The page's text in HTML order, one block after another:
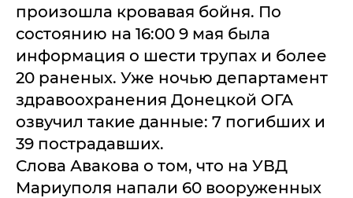
произошла кровавая бойня. По
состоянию на 16:00 9 мая была
информация о шести трупах и более
20 раненых. Уже ночью департамент
здравоохранения Донецкой ОГА
озвучил такие данные: 7 погибших и
39 пострадавших.
Слова Авакова о том, что на УВД
Мариуполя напали 60 вооруженных